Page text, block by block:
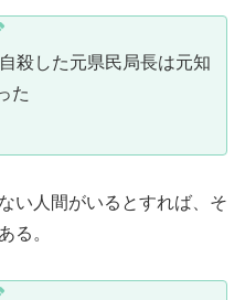
殺した元県民局長は元知
た
い人間がいるとすれば、そ
る。